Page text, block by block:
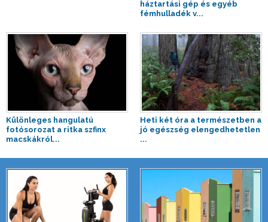
háztartási gép és egyéb
fémhulladék v...
Különleges hangulatú
fotósorozat a ritka szfinx
macskákról...
Heti két óra a természetben a
jó egészség elengedhetetlen
...